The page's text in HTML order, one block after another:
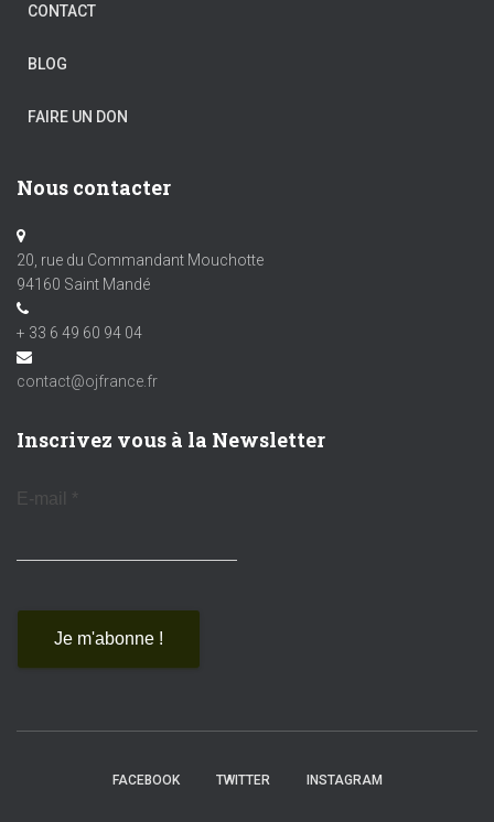
CONTACT
BLOG
FAIRE UN DON
Nous contacter
20, rue du Commandant Mouchotte
94160 Saint Mandé
+ 33 6 49 60 94 04
contact@ojfrance.fr
Inscrivez vous à la Newsletter
E-mail *
FACEBOOK TWITTER INSTAGRAM